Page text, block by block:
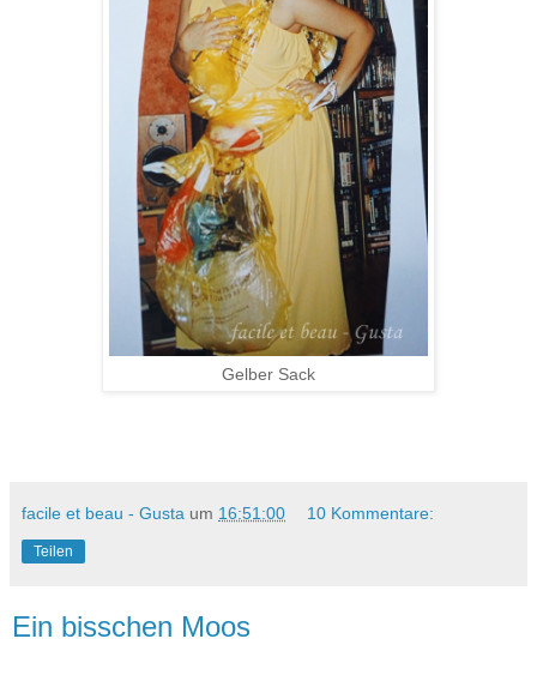
Gelber Sack
facile et beau - Gusta um 16:51:00 10 Kommentare:
Teilen
Ein bisschen Moos